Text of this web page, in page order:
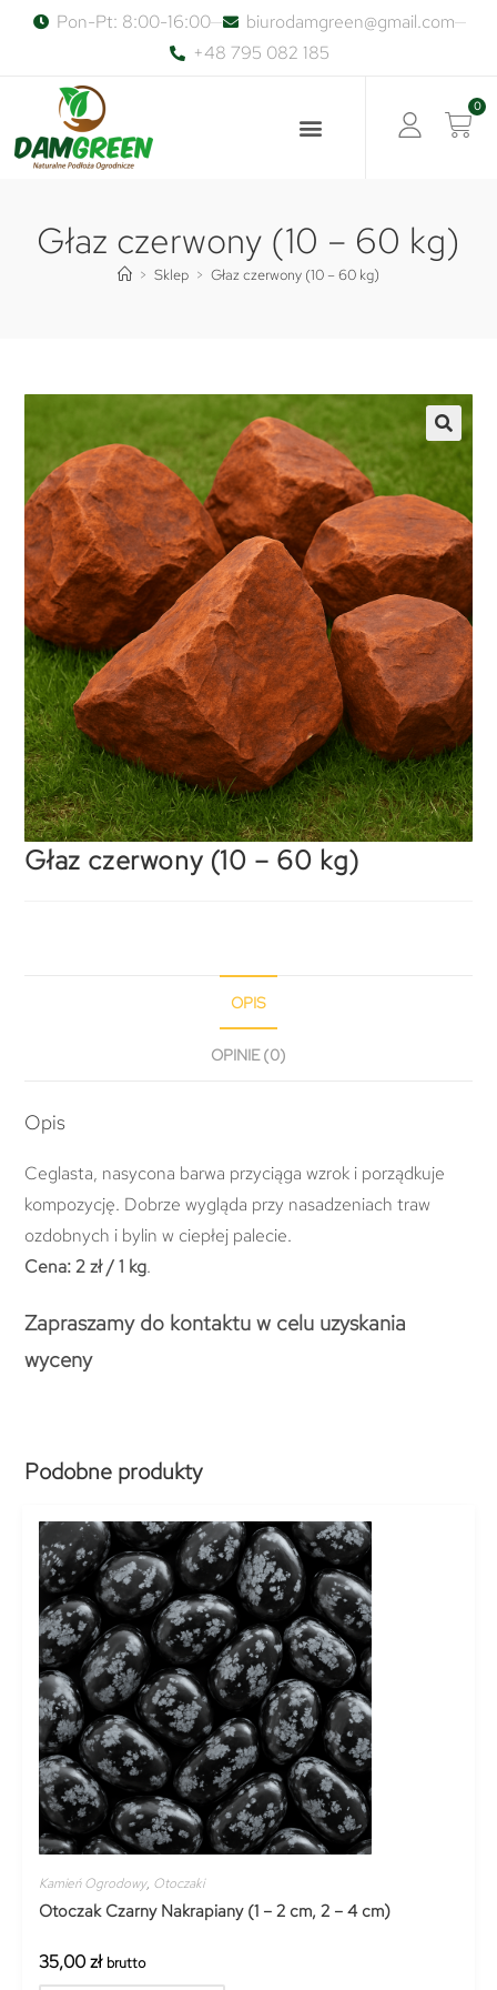
Pon-Pt: 8:00-16:00
biurodamgreen@gmail.com
+48 795 082 185
0
Głaz czerwony (10 – 60 kg)
> Sklep > Głaz czerwony (10 – 60 kg)
Głaz czerwony (10 – 60 kg)
OPIS
OPINIE (0)
Opis
Ceglasta, nasycona barwa przyciąga wzrok i porządkuje
kompozycję. Dobrze wygląda przy nasadzeniach traw
ozdobnych i bylin w ciepłej palecie.
Cena: 2 zł / 1 kg.
Zapraszamy do kontaktu w celu uzyskania
wyceny
Podobne produkty
Kamień Ogrodowy, Otoczaki
Otoczak Czarny Nakrapiany (1 – 2 cm, 2 – 4 cm)
35,00zł brutto